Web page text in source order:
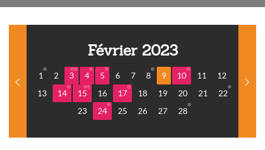
Février 2023
1 2 3 4 5 6 7 8 9 10 11
12
13
14 15 16 17 18 19 20 21
22
23
24 25 26 27 28